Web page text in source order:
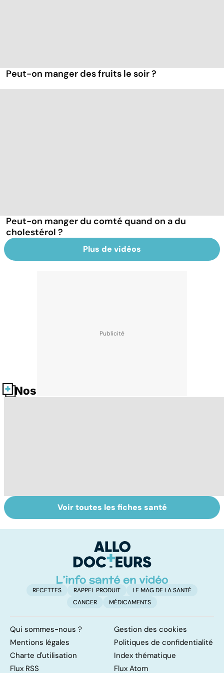
Peut-on manger des fruits le soir ?
Peut-on manger du comté quand on a du
cholestérol ?
Plus de vidéos
Nos fiches santé
Le TDAH, un
trouble de
hyperactivité
Le magnésium,
un oligo-élément
Voir toutes les fiches santé
RECETTES RAPPEL PRODUIT
LE MAG DE LA SANTÉ
CANCER
MÉDICAMENTS
Qui sommes-nous ?
Gestion des cookies
Mentions légales
Politiques de confidentialité
Charte d'utilisation
Index thématique
Flux RSS
Flux Atom